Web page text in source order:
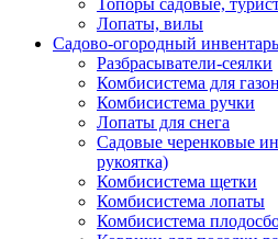
Топоры садовые,
Лопаты, вилы
Садово-огородный
Разбрасыватели-сеялки
Комбисистема для
Комбисистема ручки
Лопаты для снега
Садовые черенковые
рукоятка)
Комбисистема щетки
Комбисистема лопаты
Комбисистема